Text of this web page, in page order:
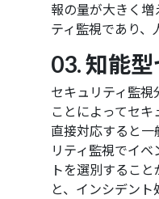
報の量が大きく増
ティ監視であり、
03. 知能
セキュリティ監
ことによってセ
直接対応すると
リティ監視でイ
トを選別するこ
と、インシデン